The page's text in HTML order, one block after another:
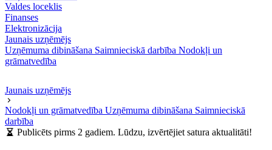
Valdes loceklis
Finanses
Elektronizācija
Jaunais uzņēmējs
Uzņēmuma dibināšana Saimnieciskā darbība Nodokļi un
grāmatvedība
Jaunais uzņēmējs
Nodokļi un grāmatvedība Uzņēmuma dibināšana Saimnieciskā
darbība
Publicēts pirms 2 gadiem. Lūdzu, izvērtējiet satura aktualitāti!